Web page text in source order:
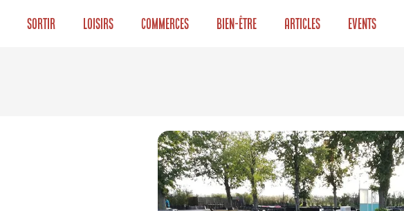
Sortir Loisirs Commerces Bien-être Articles Events